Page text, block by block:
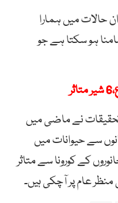
حالات میں ہمارا
ہو سکتا ہے جو
کی تحقیقات نے ماضی میں
19 وائرس انسانوں سے حیوانات میں
کے کورونا سے متاثر
عام پر آچکی ہیں۔